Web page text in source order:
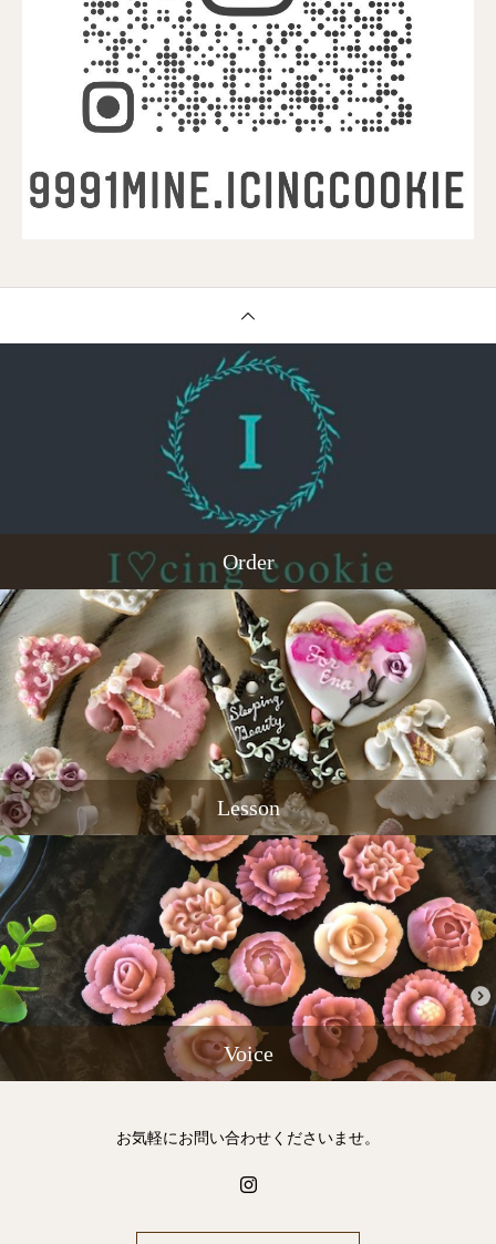
Order
Lesson
Voice
お気軽にお問い合わせくださいませ。